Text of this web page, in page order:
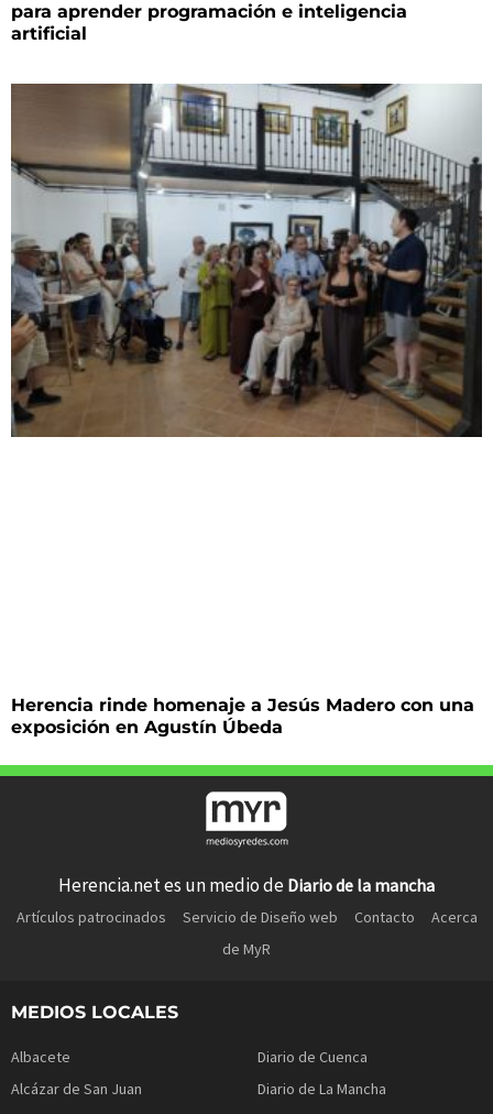
para aprender programación e inteligencia
artificial
Herencia rinde homenaje a Jesús Madero con una
exposición en Agustín Úbeda
Herencia.net es un medio de Diario de la mancha
Artículos patrocinados Servicio de Diseño web Contacto
Acerca
de MyR
MEDIOS LOCALES
Albacete
Alcázar de San Juan
Diario de Cuenca
Diario de La Mancha